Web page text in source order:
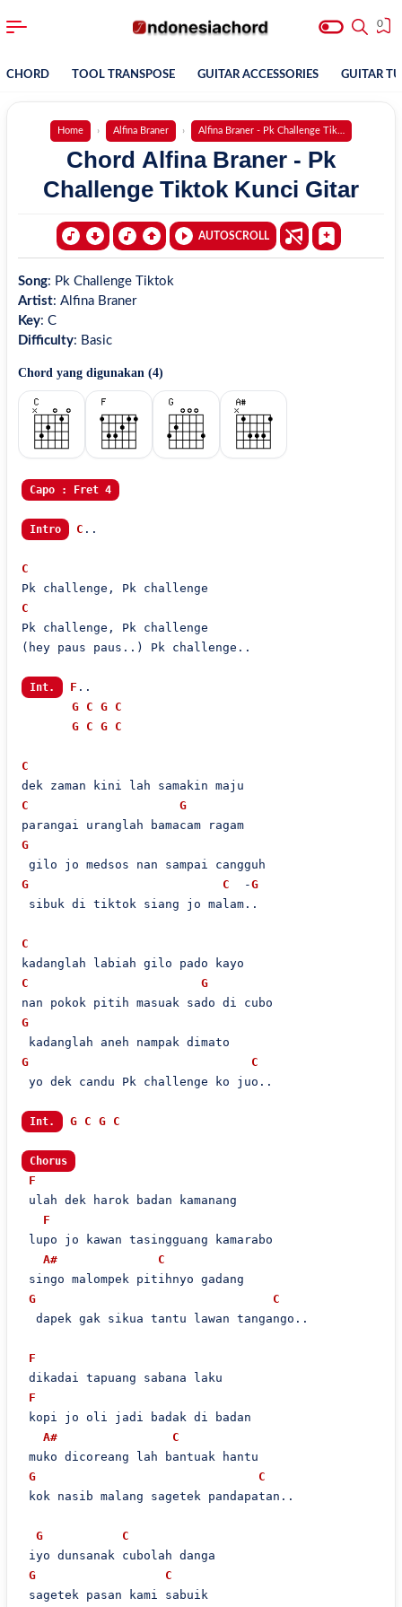
0
CHORD TOOL TRANSPOSE GUITAR ACCESSORIES GUITAR
Home Alfina Braner Alfina Braner - Pk Challenge Tiktok
Chord Alfina Braner - Pk
Challenge Tiktok Kunci Gitar
AUTOSCROLL
Song: Pk Challenge Tiktok
Artist: Alfina Braner
Key: C
Difficulty: Basic
Chord yang digunakan (4)
Capo : Fret 4
Intro C ..
C
C
Pk challenge, Pk challenge
(hey paus paus..) Pk challenge..
Int. F ..
G
C G
C
G
C G C
C
C
G
parangai uranglah bamacam ragam
G
G
C
  -
G
sibuk di tiktok siang jo malam..
C
C
G
G
G
C
yo dek candu Pk challenge ko juo..
Int. G C G C
Chorus
F
ulah dek harok badan kamanang
F
lupo jo kawan tasingguang kamarabo
A#
C
singo malompek pitihnyo gadang
G
C
  dapek gak sikua tantu lawan tangango..
F
dikadai tapuang sabana laku
F
kopi jo oli jadi badak di badan
A#
C
muko dicoreang lah bantuak hantu
G
C
kok nasib malang sagetek pandapatan..
G
C
iyo dunsanak cubolah danga
G
C
sagetek pasan kami sabuik